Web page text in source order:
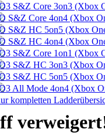
kompletten